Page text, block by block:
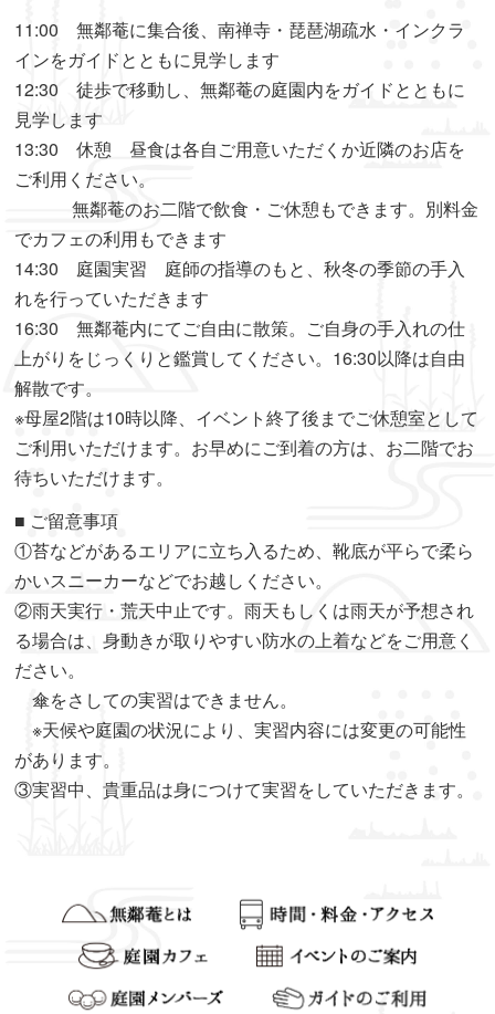
11:00 無鄰菴に集合後、南禅寺・琵琶湖疏水・インクラ
インをガイドとともに見学します
12:30 徒歩で移動し、無鄰菴の庭園内をガイドとともに
見学します
13:30 休憩 昼食は各自ご用意いただくか近隣のお店を
ご利用ください。
無鄰菴のお二階で飲食・ご休憩もできます。別料金
でカフェの利用もできます
14:30 庭園実習 庭師の指導のもと、秋冬の季節の手入
れを行っていただきます
16:30 無鄰菴内にてご自由に散策。ご自身の手入れの仕
上がりをじっくりと鑑賞してください。16:30以降は自由
解散です。
※母屋2階は10時以降、イベント終了後までご休憩室として
ご利用いただけます。お早めにご到着の方は、お二階でお
待ちいただけます。
■ ご留意事項
①苔などがあるエリアに立ち入るため、靴底が平らで柔ら
かいスニーカーなどでお越しください。
②雨天実行・荒天中止です。雨天もしくは雨天が予想され
る場合は、身動きが取りやすい防水の上着などをご用意く
ださい。
傘をさしての実習はできません。
※天候や庭園の状況により、実習内容には変更の可能性
があります。
③実習中、貴重品は身につけて実習をしていただきます。